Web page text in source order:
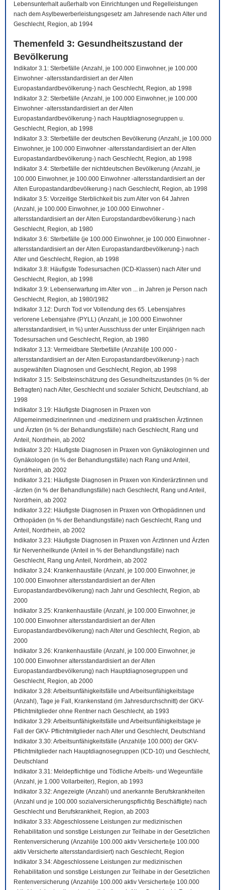
Lebensunterhalt außerhalb von Einrichtungen und Regelleistungen
nach dem Asylbewerberleistungsgesetz am Jahresende nach Alter und
Geschlecht, Region, ab 1994
Themenfeld 3: Gesundheitszustand der
Bevölkerung
Indikator 3.1: Sterbefälle (Anzahl, je 100.000 Einwohner, je 100.000
Einwohner -altersstandardisiert an der Alten
Europastandardbevölkerung-) nach Geschlecht, Region, ab 1998
Indikator 3.2: Sterbefälle (Anzahl, je 100.000 Einwohner, je 100.000
Einwohner -altersstandardisiert an der Alten
Europastandardbevölkerung-) nach Hauptdiagnosegruppen u.
Geschlecht, Region, ab 1998
Indikator 3.3: Sterbefälle der deutschen Bevölkerung (Anzahl, je 100.000
Einwohner, je 100.000 Einwohner -altersstandardisiert an der Alten
Europastandardbevölkerung-) nach Geschlecht, Region, ab 1998
Indikator 3.4: Sterbefälle der nichtdeutschen Bevölkerung (Anzahl, je
100.000 Einwohner, je 100.000 Einwohner -altersstandardisiert an der
Alten Europastandardbevölkerung-) nach Geschlecht, Region, ab 1998
Indikator 3.5: Vorzeitige Sterblichkeit bis zum Alter von 64 Jahren
(Anzahl, je 100.000 Einwohner, je 100.000 Einwohner -
altersstandardisiert an der Alten Europstandardbevölkerung-) nach
Geschlecht, Region, ab 1980
Indikator 3.6: Sterbefälle (je 100.000 Einwohner, je 100.000 Einwohner -
altersstandardisiert an der Alten Europastandardbevölkerung-) nach
Alter und Geschlecht, Region, ab 1998
Indikator 3.8: Häufigste Todesursachen (ICD-Klassen) nach Alter und
Geschlecht, Region, ab 1998
Indikator 3.9: Lebenserwartung im Alter von ... in Jahren je Person nach
Geschlecht, Region, ab 1980/1982
Indikator 3.12: Durch Tod vor Vollendung des 65. Lebensjahres
verlorene Lebensjahre (PYLL) (Anzahl, je 100.000 Einwohner
altersstandardisiert, in %) unter Ausschluss der unter Einjährigen nach
Todesursachen und Geschlecht, Region, ab 1980
Indikator 3.13: Vermeidbare Sterbefälle (Anzahl/je 100.000 -
altersstandardisiert an der Alten Europastandardbevölkerung-) nach
ausgewählten Diagnosen und Geschlecht, Region, ab 1998
Indikator 3.15: Selbsteinschätzung des Gesundheitszustandes (in % der
Befragten) nach Alter, Geschlecht und sozialer Schicht, Deutschland, ab
1998
Indikator 3.19: Häufigste Diagnosen in Praxen von
Allgemeinmedizinerinnen und -medizinern und praktischen Ärztinnen
und Ärzten (in % der Behandlungsfälle) nach Geschlecht, Rang und
Anteil, Nordrhein, ab 2002
Indikator 3.20: Häufigste Diagnosen in Praxen von Gynäkologinnen und
Gynäkologen (in % der Behandlungsfälle) nach Rang und Anteil,
Nordrhein, ab 2002
Indikator 3.21: Häufigste Diagnosen in Praxen von Kinderärztinnen und
-ärzten (in % der Behandlungsfälle) nach Geschlecht, Rang und Anteil,
Nordrhein, ab 2002
Indikator 3.22: Häufigste Diagnosen in Praxen von Orthopädinnen und
Orthopäden (in % der Behandlungsfälle) nach Geschlecht, Rang und
Anteil, Nordrhein, ab 2002
Indikator 3.23: Häufigste Diagnosen in Praxen von Ärztinnen und Ärzten
für Nervenheilkunde (Anteil in % der Behandlungsfälle) nach
Geschlecht, Rang ung Anteil, Nordrhein, ab 2002
Indikator 3.24: Krankenhausfälle (Anzahl, je 100.000 Einwohner, je
100.000 Einwohner altersstandardisiert an der Alten
Europastandardbevölkerung) nach Jahr und Geschlecht, Region, ab
2000
Indikator 3.25: Krankenhausfälle (Anzahl, je 100.000 Einwohner, je
100.000 Einwohner altersstandardisiert an der Alten
Europastandardbevölkerung) nach Alter und Geschlecht, Region, ab
2000
Indikator 3.26: Krankenhausfälle (Anzahl, je 100.000 Einwohner, je
100.000 Einwohner altersstandardisiert an der Alten
Europastandardbevölkerung) nach Hauptdiagnosegruppen und
Geschlecht, Region, ab 2000
Indikator 3.28: Arbeitsunfähigkeitsfälle und Arbeitsunfähigkeitstage
(Anzahl), Tage je Fall, Krankenstand (im Jahresdurchschnitt) der GKV-
Pflichtmitglieder ohne Rentner nach Geschlecht, ab 1993
Indikator 3.29: Arbeitsunfähigkeitsfälle und Arbeitsunfähigkeitstage je
Fall der GKV- Pflichtmitglieder nach Alter und Geschlecht, Deutschland
Indikator 3.30: Arbeitsunfähigkeitsfälle (Anzahl/je 100.000) der GKV-
Pflichtmitglieder nach Hauptdiagnosegruppen (ICD-10) und Geschlecht,
Deutschland
Indikator 3.31: Meldepflichtige und Tödliche Arbeits- und Wegeunfälle
(Anzahl, je 1.000 Vollarbeiter), Region, ab 1993
Indikator 3.32: Angezeigte (Anzahl) und anerkannte Berufskrankheiten
(Anzahl und je 100.000 sozialversicherungspflichtig Beschäftigte) nach
Geschlecht und Berufskrankheit, Region, ab 2003
Indikator 3.33: Abgeschlossene Leistungen zur medizinischen
Rehabilitation und sonstige Leistungen zur Teilhabe in der Gesetzlichen
Rentenversicherung (Anzahl/je 100.000 aktiv Versicherte/je 100.000
aktiv Versicherte altersstandardisiert) nach Geschlecht, Region
Indikator 3.34: Abgeschlossene Leistungen zur medizinischen
Rehabilitation und sonstige Leistungen zur Teilhabe in der Gesetzlichen
Rentenversicherung (Anzahl/je 100.000 aktiv Versicherte/je 100.000